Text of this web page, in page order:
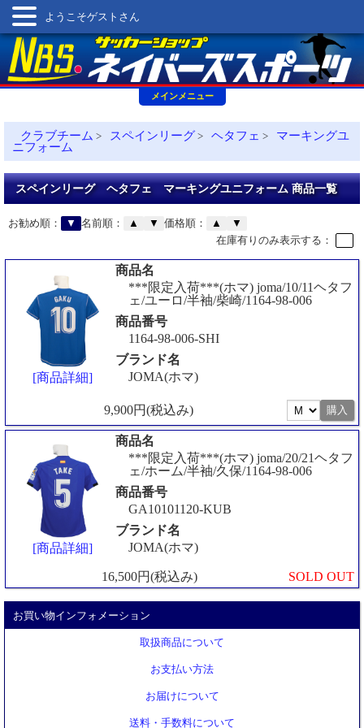
メインメニュー
ようこそゲストさん
クラブチーム > スペインリーグ > ヘタフェ >
マーキングユ
ニフォーム
スペインリーグ ヘタフェ マーキングユニフォーム 商品一覧
お勧め順： ▼ 名前順： ▲ ▼ 価格順： ▲
▼
在庫有りのみ表示する：
[商品詳細]
商品名
***限定入荷***(ホマ) joma/10/11ヘタフ
ェ/ユーロ/半袖/柴崎/1164-98-006
商品番号
1164-98-006-SHI
ブランド名
JOMA(ホマ)
9,900円(税込み)
[商品詳細]
商品名
***限定入荷***(ホマ) joma/20/21ヘタフ
ェ/ホーム/半袖/久保/1164-98-006
商品番号
GA10101120-KUB
ブランド名
JOMA(ホマ)
16,500円(税込み) SOLD OUT
お買い物インフォメーション
取扱商品について
お支払い方法
お届けについて
送料・手数料について